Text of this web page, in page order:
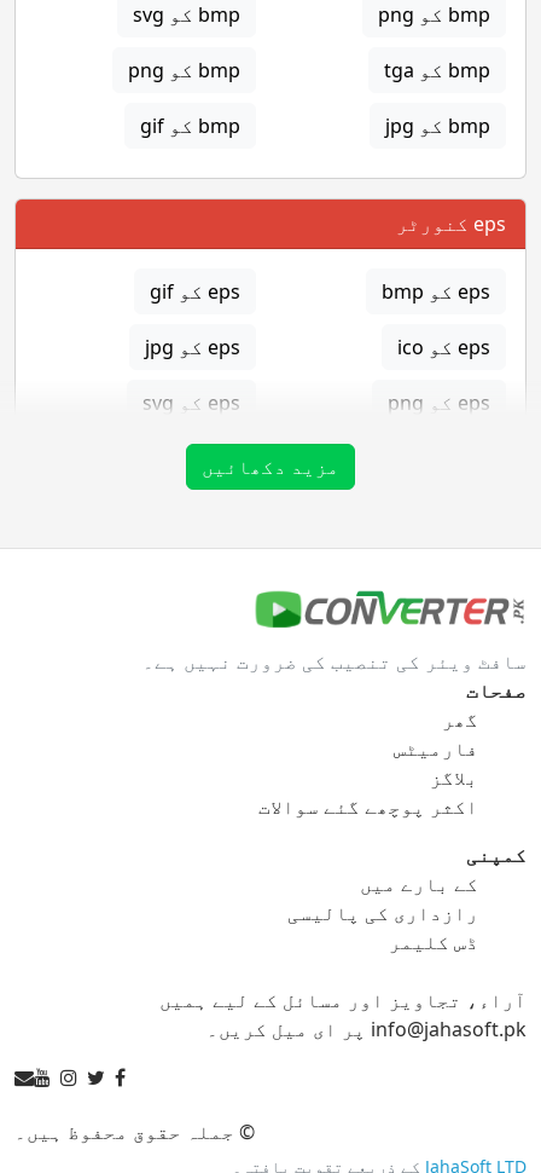
bmp کو png bmp کو svg
bmp کو tga bmp کو png
bmp کو jpg bmp کو gif
eps کنورٹر
eps کو bmp eps کو gif
eps کو ico eps کو jpg
eps کو png eps کو svg
gif کنورٹر
gif کو bmp
gif کو ico
gif کو png
gif کو tga
ico کو bmp
ico کو gif ico کو jpg
مزید دکھائیں
سافٹ ویئر کی تنصیب کی ضرورت نہیں ہے۔
صفحات
گھر
فارمیٹس
بلاگز
اکثر پوچھے گئے سوالات
کمپنی
کے بارے میں
رازداری کی پالیسی
ڈس کلیمر
آراء، تجاویز اور مسائل کے لیے ہمیں
info@jahasoft.pk پر ای میل کریں۔
© جملہ حقوق محفوظ ہیں۔
JahaSoft LTD کے ذریعے تقویت یافتہ۔